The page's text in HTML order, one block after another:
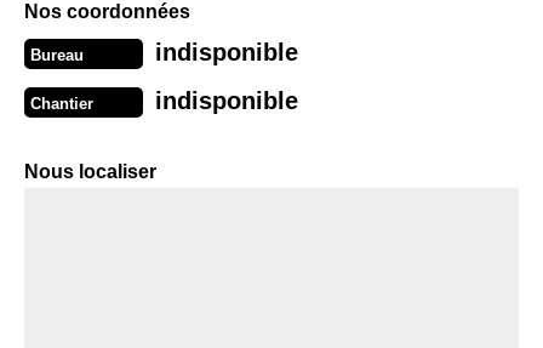
Nos coordonnées
Bureau indisponible
Chantier indisponible
Nous localiser